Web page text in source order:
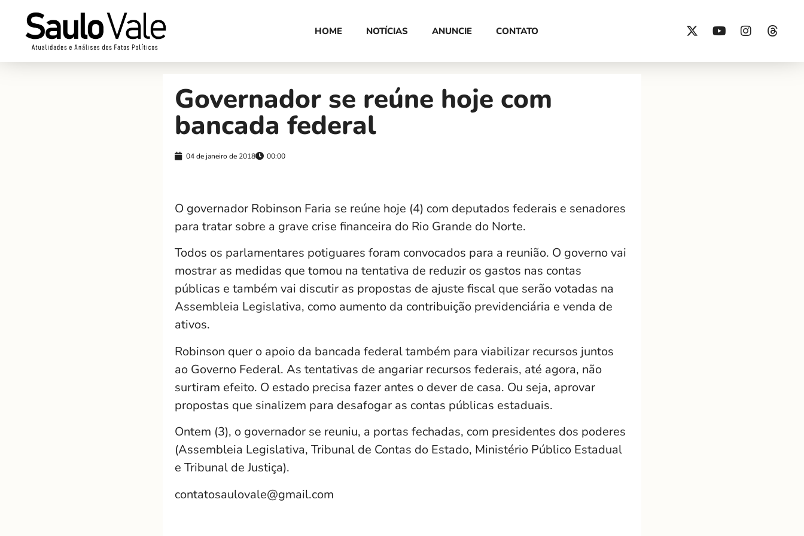
HOME NOTÍCIAS ANUNCIE CONTATO
Governador se reúne hoje com
bancada federal
04 de janeiro de 2018 00:00
O governador Robinson Faria se reúne hoje (4) com deputados federais e senadores
para tratar sobre a grave crise financeira do Rio Grande do Norte.
Todos os parlamentares potiguares foram convocados para a reunião. O governo vai
mostrar as medidas que tomou na tentativa de reduzir os gastos nas contas
públicas e também vai discutir as propostas de ajuste fiscal que serão votadas na
Assembleia Legislativa, como aumento da contribuição previdenciária e venda de
ativos.
Robinson quer o apoio da bancada federal também para viabilizar recursos juntos
ao Governo Federal. As tentativas de angariar recursos federais, até agora, não
surtiram efeito. O estado precisa fazer antes o dever de casa. Ou seja, aprovar
propostas que sinalizem para desafogar as contas públicas estaduais.
Ontem (3), o governador se reuniu, a portas fechadas, com presidentes dos poderes
(Assembleia Legislativa, Tribunal de Contas do Estado, Ministério Público Estadual
e Tribunal de Justiça).
contatosaulovale@gmail.com